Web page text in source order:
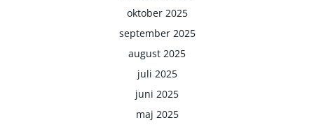
oktober 2025
september 2025
august 2025
juli 2025
juni 2025
maj 2025